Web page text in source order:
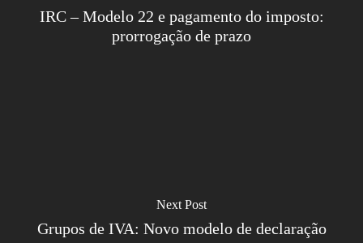
IRC – Modelo 22 e pagamento do imposto:
prorrogação de prazo
Next Post
Grupos de IVA: Novo modelo de declaração